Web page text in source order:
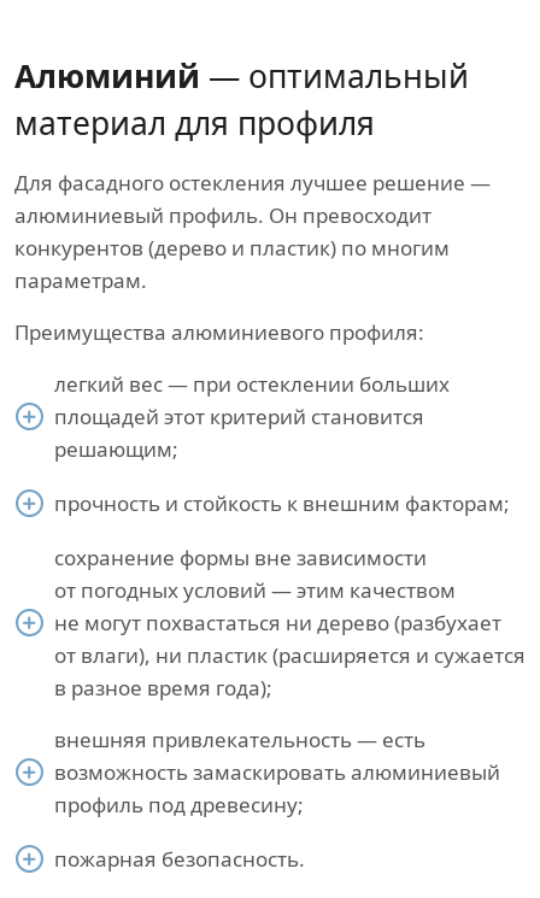
Алюминий — оптимальный
материал для профиля
Для фасадного остекления лучшее решение —
алюминиевый профиль. Он превосходит
конкурентов (дерево и пластик) по многим
параметрам.
Преимущества алюминиевого профиля:
легкий вес — при остеклении больших
площадей этот критерий становится
решающим;
прочность и стойкость к внешним факторам;
сохранение формы вне зависимости
от погодных условий — этим качеством
не могут похвастаться ни дерево (разбухает
от влаги), ни пластик (расширяется и сужается
в разное время года);
внешняя привлекательность — есть
возможность замаскировать алюминиевый
профиль под древесину;
пожарная безопасность.